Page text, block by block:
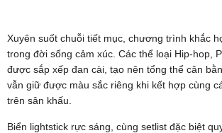
Xuyên suốt chuỗi tiết mục, chương trình khắc
trong đời sống cảm xúc. Các thể loại Hip-hop,
được sắp xếp đan cài, tạo nên tổng thể cân
vẫn giữ được màu sắc riêng khi kết hợp cùng
trên sân khấu.
Biển lightstick rực sáng, cùng setlist đặc biệt